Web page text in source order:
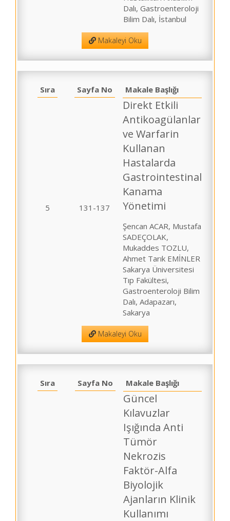
Dalı, Gastroenteroloji
Bilim Dalı, İstanbul
Makaleyi Oku
Sıra Sayfa No Makale Başlığı
5 131-137
Direkt Etkili
Antikoagülanlar
ve Warfarin
Kullanan
Hastalarda
Gastrointestinal
Kanama
Yönetimi
Şencan ACAR, Mustafa
SADEÇOLAK,
Mukaddes TOZLU,
Ahmet Tarık EMİNLER
Sakarya Üniversitesi
Tıp Fakültesi,
Gastroenteroloji Bilim
Dalı, Adapazarı,
Sakarya
Makaleyi Oku
Sıra Sayfa No Makale Başlığı
Güncel
Kılavuzlar
Işığında Anti
Tümör
Nekrozis
Faktör-Alfa
Biyolojik
Ajanların Klinik
Kullanımı